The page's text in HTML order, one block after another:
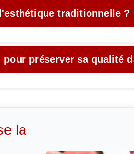
traditionnelle ?
préserver sa qualité
la